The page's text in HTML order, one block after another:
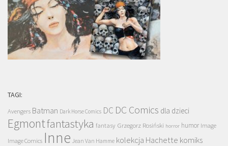
TAGI:
Avengers Batman Dark Horse Comics DC DC Comics dla dzieci
Egmontfantastyka fantasy Grzegorz Rosiński horror humor Image
Image Comics Inne Jean Van Hamme kolekcja Hachette komiks